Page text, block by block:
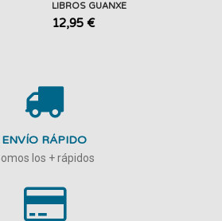
LIBROS GUANXE
12,95 €
ENVÍO RÁPIDO
los + rápidos